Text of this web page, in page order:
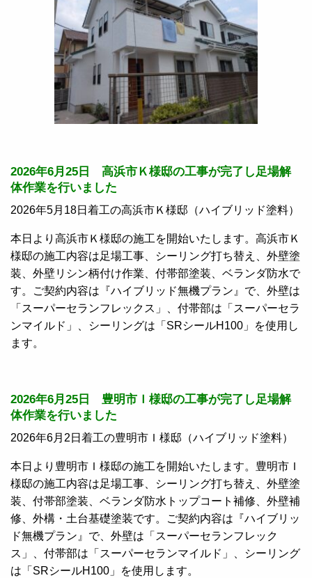
2026年6月25日 高浜市Ｋ様邸の工事が完了し足場解
体作業を行いました
2026年5月18日着工の高浜市Ｋ様邸（ハイブリッド塗料）
本日より高浜市Ｋ様邸の施工を開始いたします。高浜市Ｋ
様邸の施工内容は足場工事、シーリング打ち替え、外壁塗
装、外壁リシン柄付け作業、付帯部塗装、ベランダ防水で
す。ご契約内容は『ハイブリッド無機プラン』で、外壁は
「スーパーセランフレックス」、付帯部は「スーパーセラ
ンマイルド」、シーリングは「SRシールH100」を使用し
ます。
2026年6月25日 豊明市Ｉ様邸の工事が完了し足場解
体作業を行いました
2026年6月2日着工の豊明市Ｉ様邸（ハイブリッド塗料）
本日より豊明市Ｉ様邸の施工を開始いたします。豊明市Ｉ
様邸の施工内容は足場工事、シーリング打ち替え、外壁塗
装、付帯部塗装、ベランダ防水トップコート補修、外壁補
修、外構・土台基礎塗装です。ご契約内容は『ハイブリッ
ド無機プラン』で、外壁は「スーパーセランフレック
ス」、付帯部は「スーパーセランマイルド」、シーリング
は「SRシールH100」を使用します。